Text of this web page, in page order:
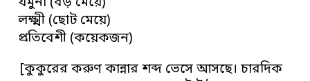
লক্ষ্মী (ছোট মেয়ে)
প্রতিবেশী (কয়েকজন)
[কুকুরের করুণ কান্নার শব্দ ভেসে আসছে। চারদিক